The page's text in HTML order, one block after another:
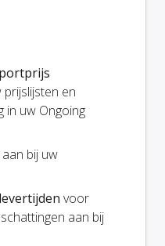
en
in uw Ongoing
aan bij uw
levertijden voor
aan bij